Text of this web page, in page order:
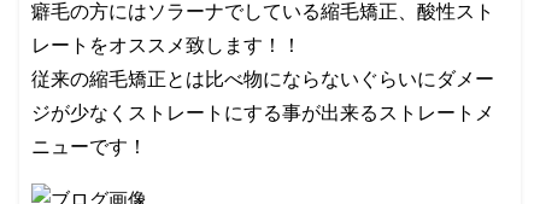
癖毛の方にはソラーナでしている縮毛矯正、酸性スト
レートをオススメ致します！！
従来の縮毛矯正とは比べ物にならないぐらいにダメー
ジが少なくストレートにする事が出来るストレートメ
ニューです！